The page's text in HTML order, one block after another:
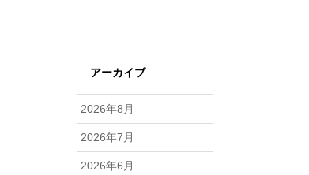
アーカイブ
2026年8月
2026年7月
2026年6月